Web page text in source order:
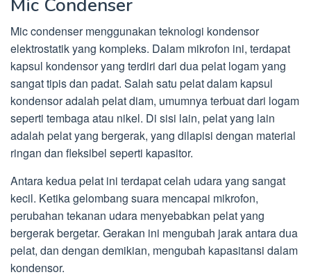
Mic Condenser
Mic condenser menggunakan teknologi kondensor
elektrostatik yang kompleks. Dalam mikrofon ini, terdapat
kapsul kondensor yang terdiri dari dua pelat logam yang
sangat tipis dan padat. Salah satu pelat dalam kapsul
kondensor adalah pelat diam, umumnya terbuat dari logam
seperti tembaga atau nikel. Di sisi lain, pelat yang lain
adalah pelat yang bergerak, yang dilapisi dengan material
ringan dan fleksibel seperti kapasitor.
Antara kedua pelat ini terdapat celah udara yang sangat
kecil. Ketika gelombang suara mencapai mikrofon,
perubahan tekanan udara menyebabkan pelat yang
bergerak bergetar. Gerakan ini mengubah jarak antara dua
pelat, dan dengan demikian, mengubah kapasitansi dalam
kondensor.